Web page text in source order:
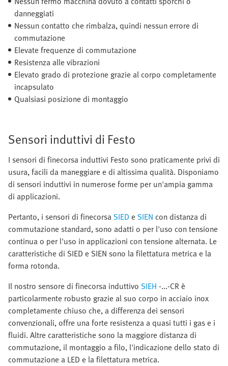
danneggiati
Nessun contatto che rimbalza, quindi nessun errore di
commutazione
Elevate frequenze di commutazione
Resistenza alle vibrazioni
Elevato grado di protezione grazie al corpo completamente
incapsulato
Qualsiasi posizione di montaggio
Sensori induttivi di Festo
I sensori di finecorsa induttivi Festo sono praticamente privi di
usura, facili da maneggiare e di altissima qualità. Disponiamo
di sensori induttivi in numerose forme per un'ampia gamma
di applicazioni.
Pertanto, i sensori di finecorsaSIED eSIEN con distanza di
commutazione standard, sono adatti o per l'uso con tensione
continua o per l'uso in applicazioni con tensione alternata. Le
caratteristiche di SIED e SIEN sono la filettatura metrica e la
forma rotonda.
Il nostro sensore di finecorsa induttivo SIEH -...-CR è
particolarmente robusto grazie al suo corpo in acciaio inox
completamente chiuso che, a differenza dei sensori
convenzionali, offre una forte resistenza a quasi tutti i gas e i
fluidi. Altre caratteristiche sono la maggiore distanza di
commutazione, il montaggio a filo, l'indicazione dello stato di
commutazione a LED e la filettatura metrica.